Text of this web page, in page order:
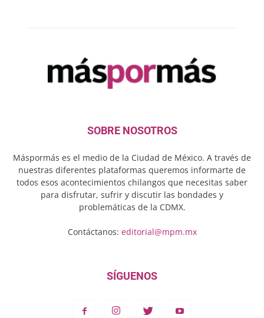
SOBRE NOSOTROS
Máspormás es el medio de la Ciudad de México. A través de
nuestras diferentes plataformas queremos informarte de
todos esos acontecimientos chilangos que necesitas saber
para disfrutar, sufrir y discutir las bondades y
problemáticas de la CDMX.
Contáctanos: editorial@mpm.mx
SÍGUENOS